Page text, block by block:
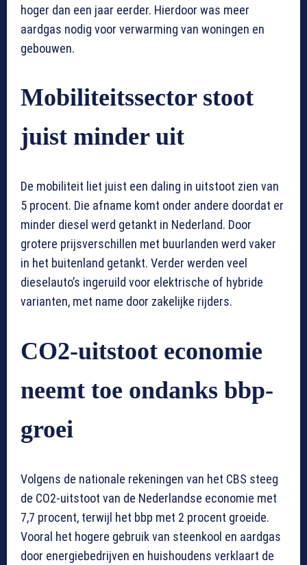
hoger dan een jaar eerder. Hierdoor was meer
aardgas nodig voor verwarming van woningen en
gebouwen.
Mobiliteitssector stoot
juist minder uit
De mobiliteit liet juist een daling in uitstoot zien van
5 procent. Die afname komt onder andere doordat er
minder diesel werd getankt in Nederland. Door
grotere prijsverschillen met buurlanden werd vaker
in het buitenland getankt. Verder werden veel
dieselauto’s ingeruild voor elektrische of hybride
varianten, met name door zakelijke rijders.
CO2-uitstoot economie
neemt toe ondanks bbp-
groei
Volgens de nationale rekeningen van het CBS steeg
de CO2-uitstoot van de Nederlandse economie met
7,7 procent, terwijl het bbp met 2 procent groeide.
Vooral het hogere gebruik van steenkool en aardgas
door energiebedrijven en huishoudens verklaart de